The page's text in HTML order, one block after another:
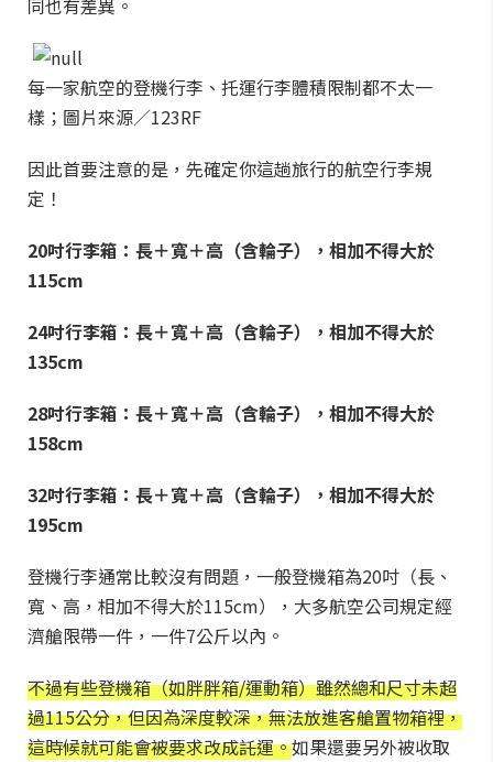
同也有差異。
每一家航空的登機行李、托運行李體積限制都不太一
樣；圖片來源／123RF
因此首要注意的是，先確定你這趟旅行的航空行李規
定！
20吋行李箱：長＋寬＋高（含輪子），相加不得大於
115cm
24吋行李箱：長＋寬＋高（含輪子），相加不得大於
135cm
28吋行李箱：長＋寬＋高（含輪子），相加不得大於
158cm
32吋行李箱：長＋寬＋高（含輪子），相加不得大於
195cm
登機行李通常比較沒有問題，一般登機箱為20吋（長、
寬、高，相加不得大於115cm），大多航空公司規定經
濟艙限帶一件，一件7公斤以內。
不過有些登機箱（如胖胖箱/運動箱）雖然總和尺寸未超
過115公分，但因為深度較深，無法放進客艙置物箱裡，
這時候就可能會被要求改成託運。如果還要另外被收取